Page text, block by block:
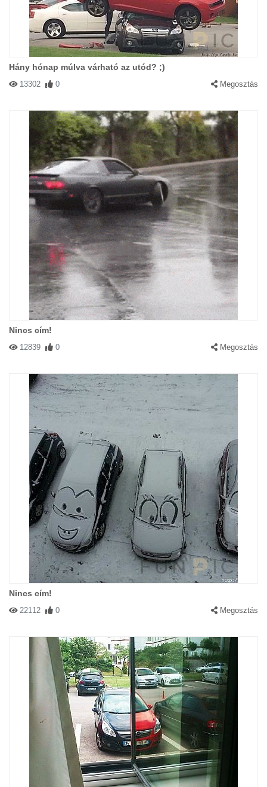
Hány hónap múlva várható az utód? ;)
13302 0 Megosztás
Nincs cím!
12839 0 Megosztás
Nincs cím!
22112 0 Megosztás